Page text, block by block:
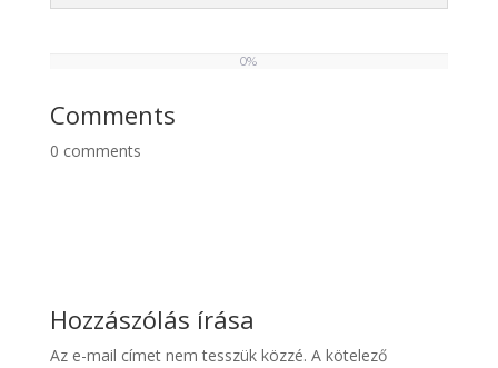
0%
Comments
0 comments
Hozzászólás írása
Az e-mail címet nem tesszük közzé. A kötelező